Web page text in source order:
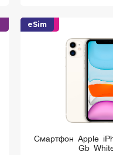
акция
eSim
Смартфон Apple
Gb